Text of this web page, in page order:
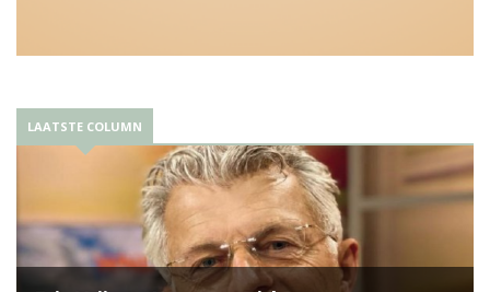
LAATSTE COLUMN